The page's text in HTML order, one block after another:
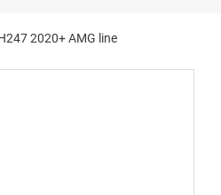
2020+ AMG line